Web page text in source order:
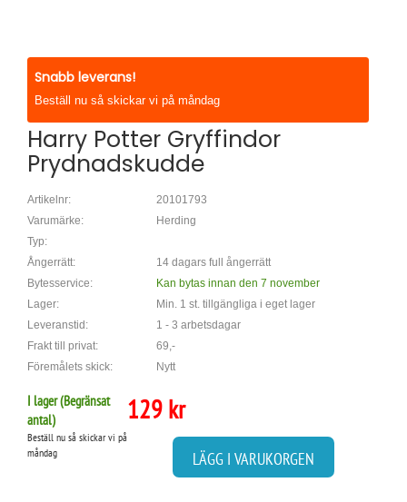
Snabb leverans!
Beställ nu så skickar vi på måndag
Harry Potter Gryffindor
Prydnadskudde
Artikelnr:
20101793
Varumärke:
Herding
Typ:
Ångerrätt:
14 dagars full ångerrätt
Bytesservice:
Kan bytas innan den 7 november
Lager:
Min. 1 st. tillgängliga i eget lager
Leveranstid:
1 - 3 arbetsdagar
Frakt till privat:
69,-
Föremålets skick:
Nytt
I lager (Begränsat
antal)
Beställ nu så skickar vi på
måndag
129 kr
LÄGG I VARUKORGEN